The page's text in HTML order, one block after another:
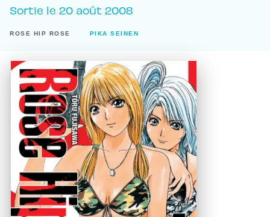
Sortie le 20 août 2008
ROSE HIP ROSE PIKA SEINEN